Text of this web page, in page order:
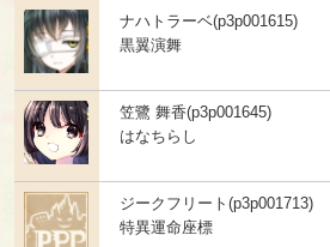
ナハトラーベ(p3p001615)
黒翼演舞
笠鷺 舞香(p3p001645)
はなちらし
ジークフリート(p3p001713)
特異運命座標